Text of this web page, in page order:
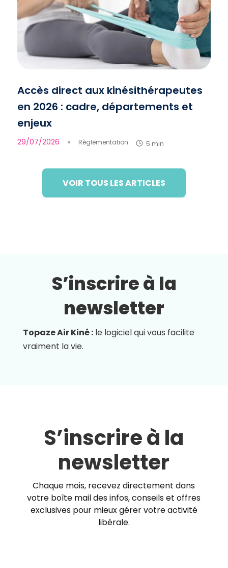
Accès direct aux kinésithérapeutes
en 2026 : cadre, départements et
enjeux
29/07/2026 ● Règlementation 5 min
VOIR TOUS LES ARTICLES
S’inscrire à la
newsletter
Topaze Air Kiné : le logiciel qui vous facilite
vraiment la vie.
S’inscrire à la
newsletter
Chaque mois, recevez directement dans
votre boîte mail des infos, conseils et offres
exclusives pour mieux gérer votre activité
libérale.